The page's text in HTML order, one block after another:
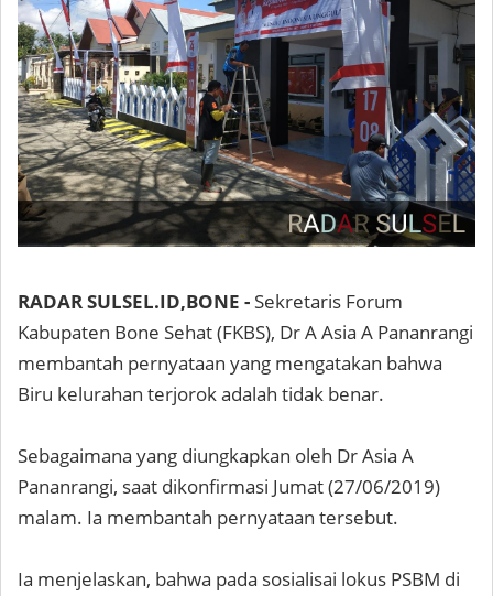
RADAR SULSEL.ID,BONE - Sekretaris Forum
Kabupaten Bone Sehat (FKBS), Dr A Asia A Pananrangi
membantah pernyataan yang mengatakan bahwa
Biru kelurahan terjorok adalah tidak benar.
Sebagaimana yang diungkapkan oleh Dr Asia A
Pananrangi, saat dikonfirmasi Jumat (27/06/2019)
malam. Ia membantah pernyataan tersebut.
Ia menjelaskan, bahwa pada sosialisai lokus PSBM di